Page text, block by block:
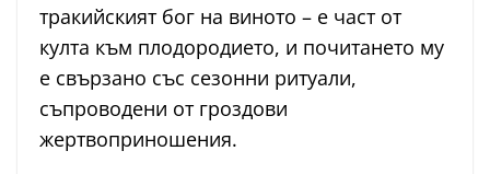
тракийският бог на виното – е част от
култа към плодородието, и почитането му
е свързано със сезонни ритуали,
съпроводени от гроздови
жертвоприношения.